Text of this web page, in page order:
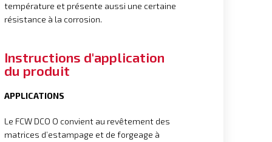
température et présente aussi une certaine
résistance à la corrosion.
Instructions d'application
du produit
APPLICATIONS
Le FCW DCO O convient au revêtement des
matrices d’estampage et de forgeage à